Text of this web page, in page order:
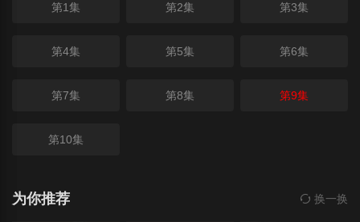
第1集 第2集 第3集
第4集 第5集 第6集
第7集 第8集 第9集
第10集
为你推荐 换一换